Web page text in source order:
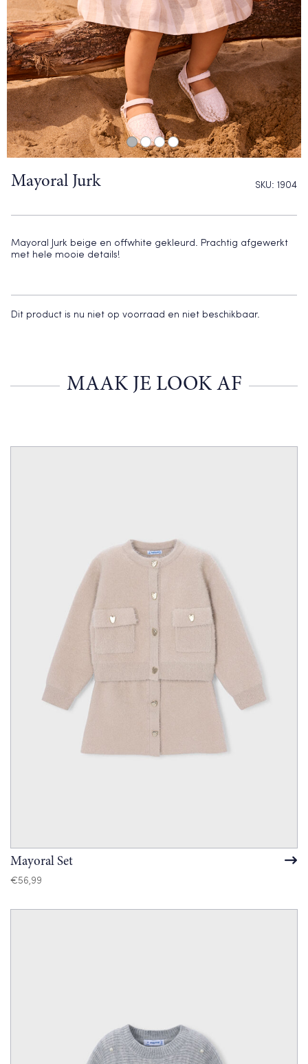
Mayoral Jurk SKU: 1904
Mayoral Jurk beige en offwhite gekleurd. Prachtig afgewerkt
met hele mooie details!
Dit product is nu niet op voorraad en niet beschikbaar.
MAAK JE LOOK AF
Mayoral Set
€56,99